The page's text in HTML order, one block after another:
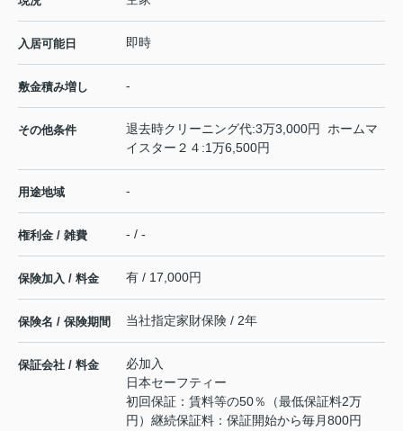
入居可能日 即時
敷金積み増し -
その他条件
退去時クリーニング代:3万3,000円 ホームマ
イスター２４:1万6,500円
用途地域 -
権利金 / 雑費 - / -
保険加入 / 料金 有 / 17,000円
保険名 / 保険期間 当社指定家財保険 / 2年
保証会社 / 料金
必加入
日本セーフティー
初回保証：賃料等の50％（最低保証料2万
円）継続保証料：保証開始から毎月800円